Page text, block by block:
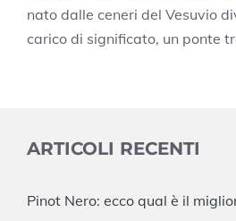
nato dalle ceneri del Vesuvio
carico di significato, un ponte
ARTICOLI RECENTI
Pinot Nero: ecco qual è il